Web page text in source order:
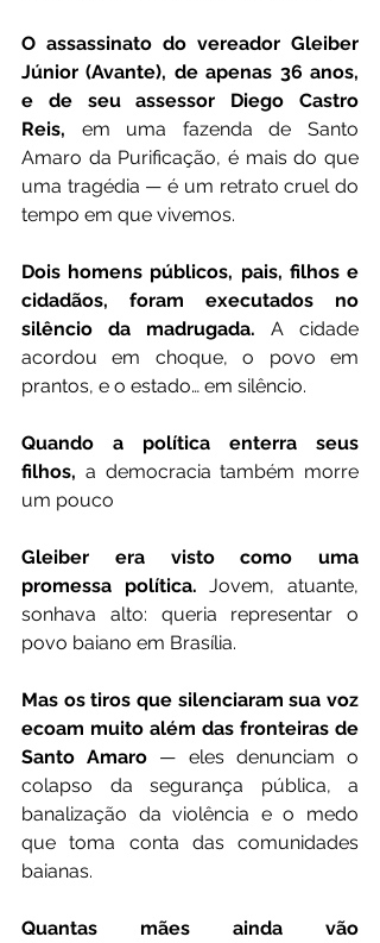
O assassinato do vereador Gleiber
Júnior (Avante), de apenas 36 anos,
e de seu assessor Diego Castro
Reis, em uma fazenda de Santo
Amaro da Purificação, é mais do que
uma tragédia — é um retrato cruel do
tempo em que vivemos.
Dois homens públicos, pais, filhos e
cidadãos, foram executados no
silêncio da madrugada. A cidade
acordou em choque, o povo em
prantos, e o estado… em silêncio.
Quando a política enterra seus
filhos, a democracia também morre
um pouco
Gleiber era visto como uma
promessa política. Jovem, atuante,
sonhava alto: queria representar o
povo baiano em Brasília.
Mas os tiros que silenciaram sua voz
ecoam muito além das fronteiras de
Santo Amaro — eles denunciam o
colapso da segurança pública, a
banalização da violência e o medo
que toma conta das comunidades
baianas.
Quantas mães ainda vão